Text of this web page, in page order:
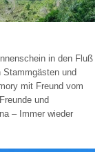
in den Fluß
und
mit Freund vom
und
– Immer wieder